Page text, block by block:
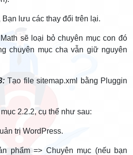
lưu các thay đổi trên lại.
sẽ loại bỏ chuyên mục con đó
chuyên mục cha vẫn giữ nguyên
Tạo file sitemap.xml bằng Pluggin
2.2.2, cụ thể như sau:
trị WordPress.
phẩm => Chuyên mục (nếu bạn